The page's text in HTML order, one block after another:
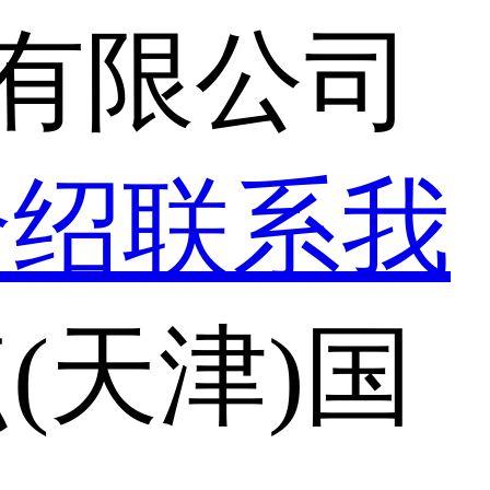
限公司
联系我
天津)国